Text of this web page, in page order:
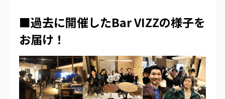
■過去に開催したBar VIZZの様子を
お届け！